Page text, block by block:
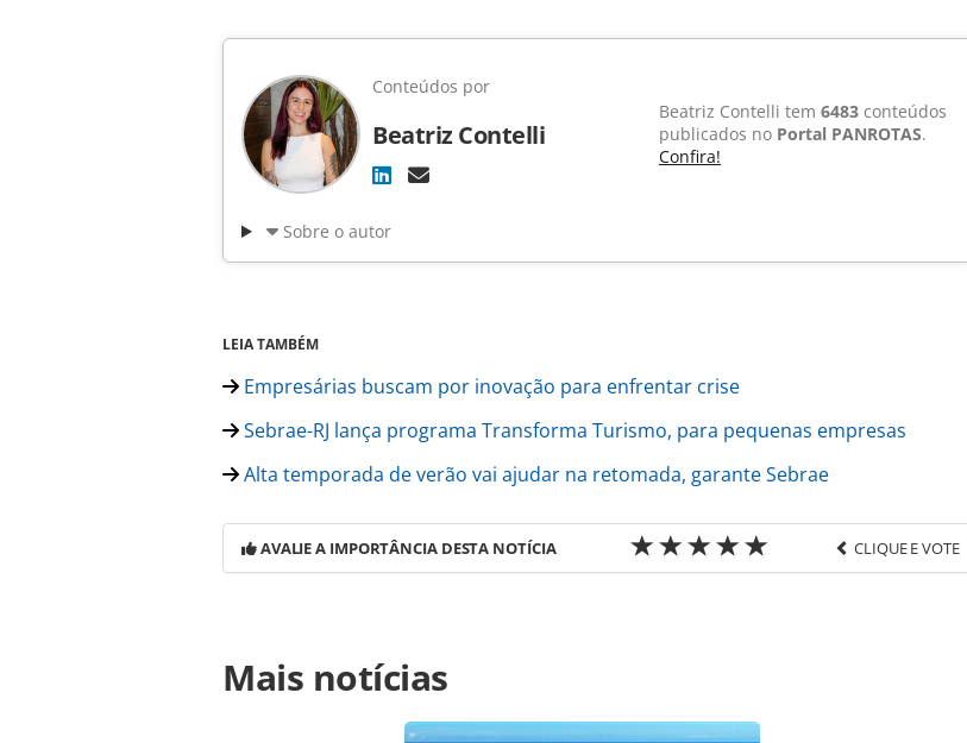
Conteúdos por
Beatriz Contelli
Beatriz Contelli tem 6483 conteúdos
publicados no Portal PANROTAS.
Confira!
Sobre o autor
LEIA TAMBÉM
Empresárias buscam por inovação para enfrentar crise
Sebrae-RJ lança programa Transforma Turismo, para pequenas empresas
Alta temporada de verão vai ajudar na retomada, garante Sebrae
AVALIE A IMPORTÂNCIA DESTA NOTÍCIA CLIQUE E VOTE
https://www.panrotas.com.br/mercado/economia-e-politica/2020/11/pequenos-
negocios-mostram-recuperacao-de-emprego_177788.html ou as ferramentas
oferecidas na página. Todo o conteúdo produzido pela PANROTAS Editora é protegido
Mais notícias